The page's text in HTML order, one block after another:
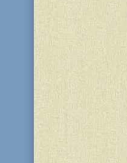
Последний
Закончился